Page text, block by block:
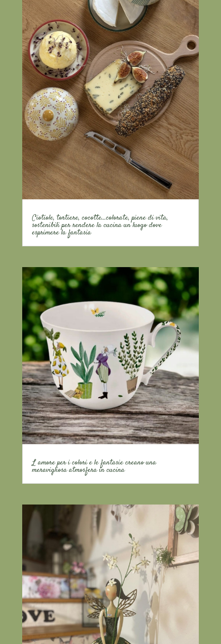
Ciotiole, tortiere, cocotte…colorate, piene di vita,
sostenibili per rendere la cucina un luogo dove
esprimere la fantasia
L amore per i colori e le fantasie creano una
meravigliosa atmosfera in cucina